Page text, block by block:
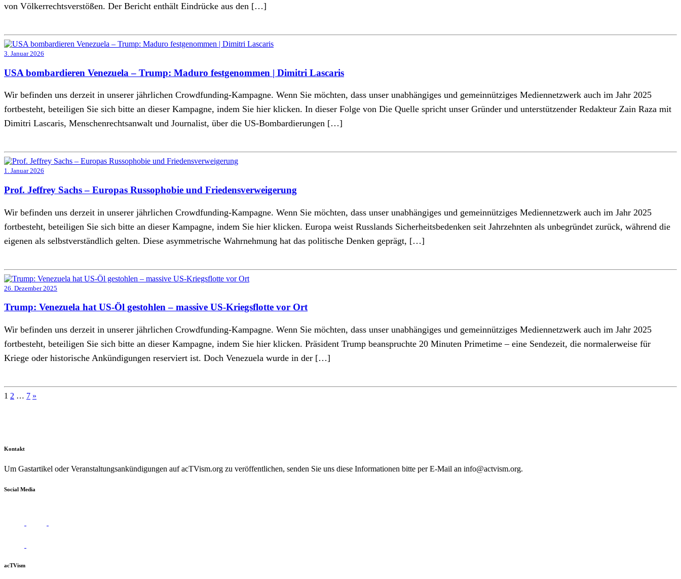
von Völkerrechtsverstößen. Der Bericht enthält Eindrücke aus den […]
3. Januar 2026
USA bombardieren Venezuela – Trump: Maduro festgenommen | Dimitri Lascaris
Wir befinden uns derzeit in unserer jährlichen Crowdfunding-Kampagne. Wenn Sie möchten, dass unser unabhängiges und gemeinnütziges Mediennetzwerk auch im Jahr 2025
fortbesteht, beteiligen Sie sich bitte an dieser Kampagne, indem Sie hier klicken. In dieser Folge von Die Quelle spricht unser Gründer und unterstützender Redakteur Zain Raza mit
Dimitri Lascaris, Menschenrechtsanwalt und Journalist, über die US-Bombardierungen […]
1. Januar 2026
Prof. Jeffrey Sachs – Europas Russophobie und Friedensverweigerung
Wir befinden uns derzeit in unserer jährlichen Crowdfunding-Kampagne. Wenn Sie möchten, dass unser unabhängiges und gemeinnütziges Mediennetzwerk auch im Jahr 2025
fortbesteht, beteiligen Sie sich bitte an dieser Kampagne, indem Sie hier klicken. Europa weist Russlands Sicherheitsbedenken seit Jahrzehnten als unbegründet zurück, während die
eigenen als selbstverständlich gelten. Diese asymmetrische Wahrnehmung hat das politische Denken geprägt, […]
26. Dezember 2025
Trump: Venezuela hat US-Öl gestohlen – massive US-Kriegsflotte vor Ort
Wir befinden uns derzeit in unserer jährlichen Crowdfunding-Kampagne. Wenn Sie möchten, dass unser unabhängiges und gemeinnütziges Mediennetzwerk auch im Jahr 2025
fortbesteht, beteiligen Sie sich bitte an dieser Kampagne, indem Sie hier klicken. Präsident Trump beanspruchte 20 Minuten Primetime – eine Sendezeit, die normalerweise für
Kriege oder historische Ankündigungen reserviert ist. Doch Venezuela wurde in der […]
Seitennummerierung
1 2 … 7 »
Kontakt
Um Gastartikel oder Veranstaltungsankündigungen auf acTVism.org zu veröffentlichen, senden Sie uns diese Informationen bitte per E-Mail an info@actvism.org.
Social Media
acTVism